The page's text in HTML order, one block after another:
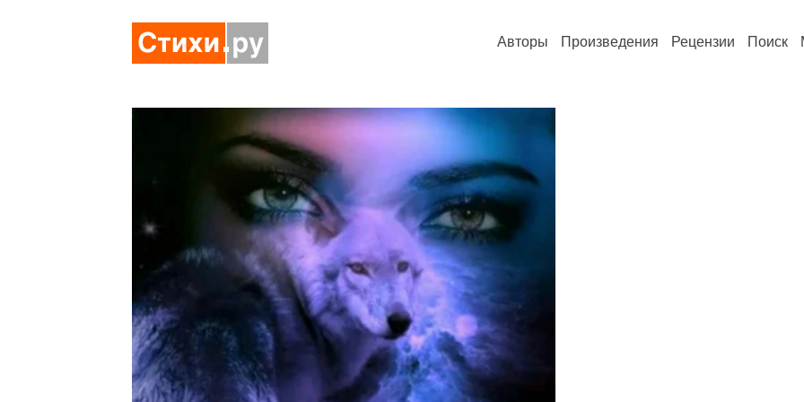
Авторы Произведения Рецензии Поиск